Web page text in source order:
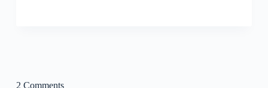
2 Comments